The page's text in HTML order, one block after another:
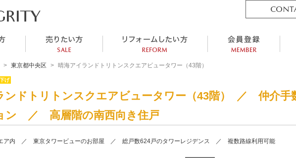
東京都中央区 晴海アイランドトリトンスクエアビュータワー（43階）
げ
ンドトリトンスクエアビュータワー（43階） ／ 仲介
ン ／ 高層階の南西向き住戸
エア内 ／ 東京タワービューのお部屋 ／ 総戸数624戸のタワーレジデンス ／ 複数路線利用可能